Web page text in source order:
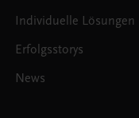
Individuelle Lösungen
Erfolgsstorys
News